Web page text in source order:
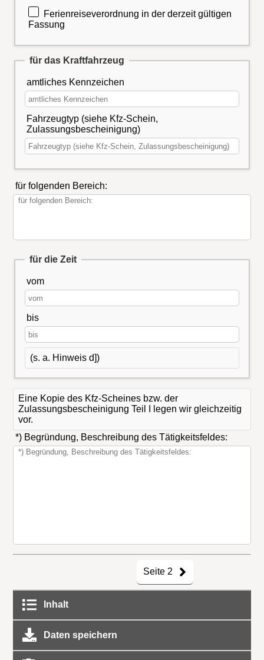
Ferienreiseverordnung in der derzeit gültigen
Fassung
für das Kraftfahrzeug
amtliches Kennzeichen
Fahrzeugtyp (siehe Kfz-Schein,
Zulassungsbescheinigung)
für folgenden Bereich:
für die Zeit
vom
bis
(s. a. Hinweis d])
Eine Kopie des Kfz-Scheines bzw. der
Zulassungsbescheinigung Teil I legen wir gleichzeitig
vor.
*) Begründung, Beschreibung des Tätigkeitsfeldes:
Seite 2
Inhalt
Daten speichern